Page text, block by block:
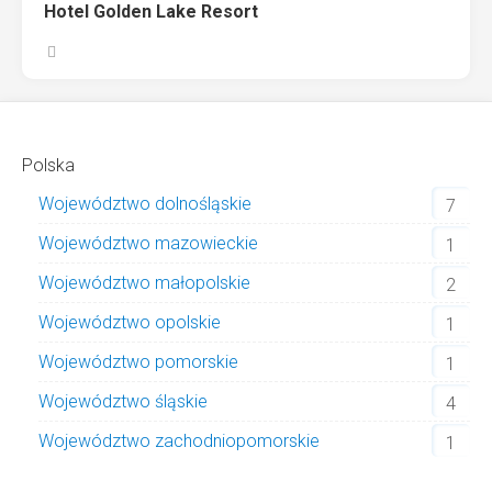
Hotel Golden Lake Resort
Polska
Województwo dolnośląskie
7
Województwo mazowieckie
1
Województwo małopolskie
2
Województwo opolskie
1
Województwo pomorskie
1
Województwo śląskie
4
Województwo zachodniopomorskie
1